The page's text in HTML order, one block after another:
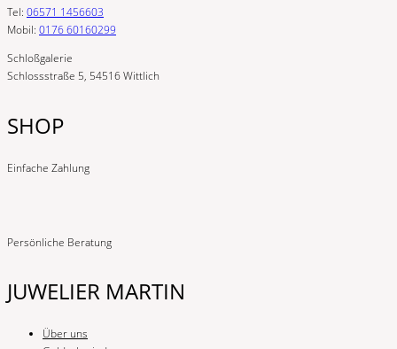
Tel: 06571 1456603
Mobil: 0176 60160299
Schloßgalerie
Schlossstraße 5, 54516 Wittlich
SHOP
Einfache Zahlung
Persönliche Beratung
JUWELIER MARTIN
Über uns